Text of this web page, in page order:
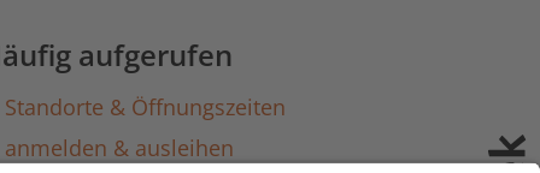
aufgerufen
Standorte & Öffnungszeiten
anmelden & ausleihen